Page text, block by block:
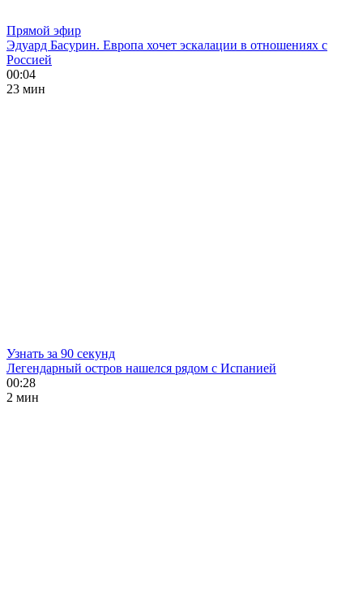
Прямой эфир
Эдуард Басурин. Европа хочет эскалации в отношениях с
Россией
00:04
23 мин
Узнать за 90 секунд
Легендарный остров нашелся рядом с Испанией
00:28
2 мин